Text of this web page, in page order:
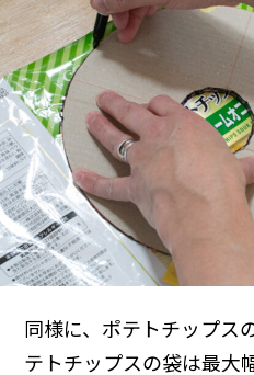
同様に、ポテトチップス
テトチップスの袋は最大